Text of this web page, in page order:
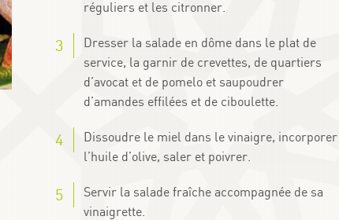
réguliers et les citronner.
Dresser la salade en dôme dans le plat de
service, la garnir de crevettes, de quartiers
d’avocat et de pomelo et saupoudrer
d’amandes effilées et de ciboulette.
Dissoudre le miel dans le vinaigre, incorporer
l’huile d’olive, saler et poivrer.
Servir la salade fraîche accompagnée de sa
vinaigrette.